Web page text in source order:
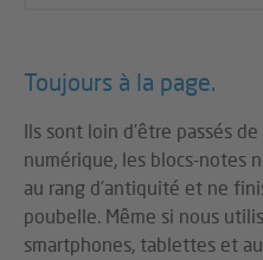
Toujours à la page.
Ils sont loin d’être passés
numérique, les blocs-notes
au rang d’antiquité et ne
poubelle. Même si nous
smartphones, tablettes et